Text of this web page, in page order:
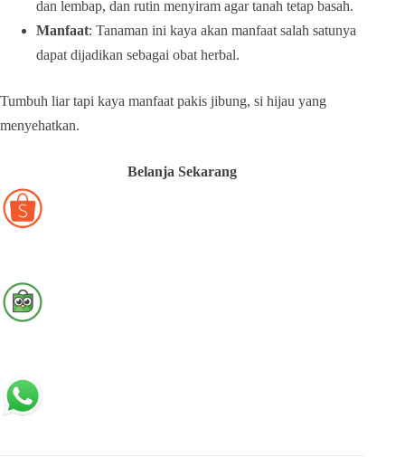
dan lembap, dan rutin menyiram agar tanah tetap basah.
Manfaat: Tanaman ini kaya akan manfaat salah satunya
dapat dijadikan sebagai obat herbal.
Tumbuh liar tapi kaya manfaat pakis jibung, si hijau yang
menyehatkan.
Belanja Sekarang